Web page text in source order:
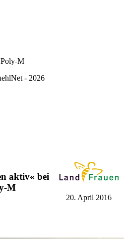
M
- 2026
aktiv« bei
M
20. April 2016